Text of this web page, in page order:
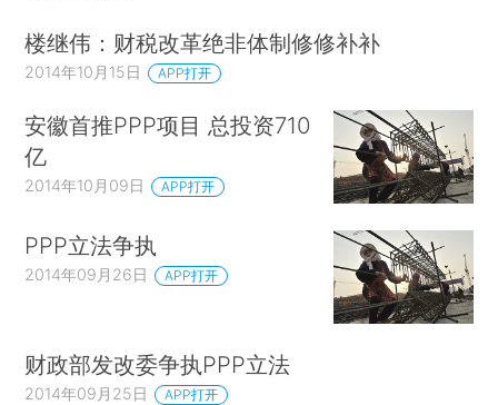
楼继伟：财税改革绝非体制修修补补
2014年10月15日 APP打开
安徽首推PPP项目 总投资710
亿
2014年10月09日 APP打开
PPP立法争执
2014年09月26日 APP打开
财政部发改委争执PPP立法
2014年09月25日 APP打开